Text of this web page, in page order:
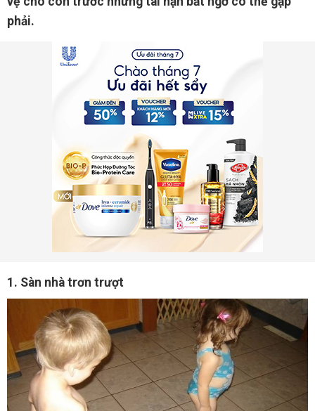
phải.
1. Sàn nhà trơn trượt